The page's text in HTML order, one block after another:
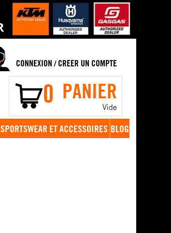
CONNEXION/ CREER UN COMPTE
0 PANIER
Vide
SPORTSWEAR ET ACCESSOIRES BLOG